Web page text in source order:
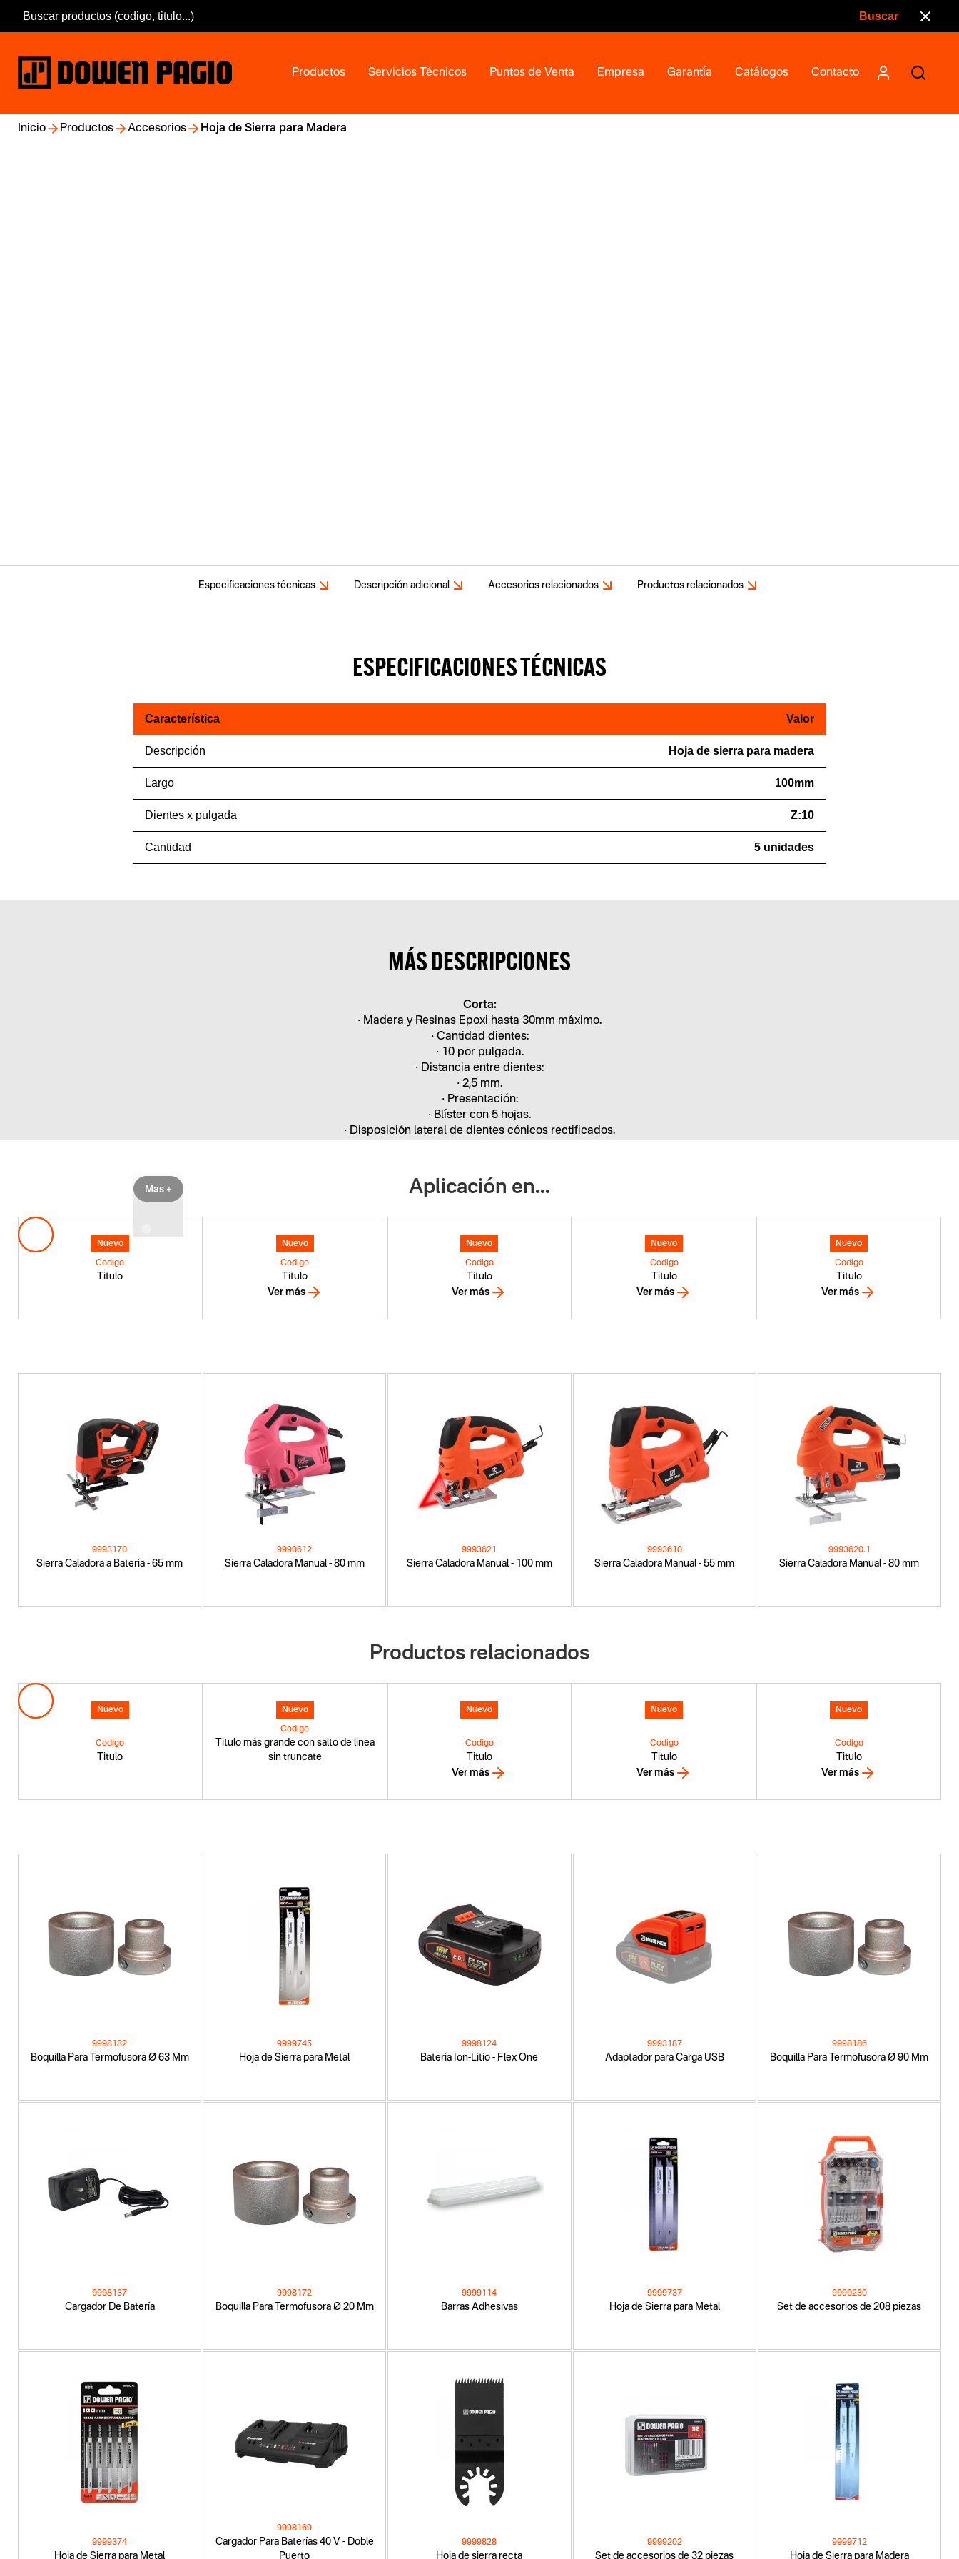
Productos Servicios Técnicos Puntos de Venta Empresa Garantía Catálogos Contacto
Inicio Productos Accesorios Hoja de Sierra para Madera
Especificaciones técnicas Descripción adicional Accesorios relacionados Productos relacionados
ESPECIFICACIONES TÉCNICAS
Característica Valor
Descripción Hoja de sierra para madera
Largo 100mm
Dientes x pulgada Z:10
Cantidad 5 unidades
MÁS DESCRIPCIONES
Corta:
• Madera y Resinas Epoxi hasta 30mm máximo.
• Cantidad dientes:
• 10 por pulgada.
• Distancia entre dientes:
• 2,5 mm.
• Presentación:
• Blíster con 5 hojas.
• Disposición lateral de dientes cónicos rectificados.
• Blíster con 5 hojas.
Mas + Aplicación en...
Nuevo
Titulo
Codigo
Nuevo
Titulo
Codigo
Ver más
Nuevo
Titulo
Codigo
Ver más
Nuevo
Titulo
Codigo
Ver más
Nuevo
Titulo
Codigo
Ver más
Sierra Caladora a Batería - 65 mm
9993170
Sierra Caladora Manual - 80 mm
9990612
Sierra Caladora Manual - 100 mm
9993621
Sierra Caladora Manual - 55 mm
9993610
Sierra Caladora Manual - 80 mm
9993620.1
Productos relacionados
Nuevo
Titulo
Codigo
Nuevo
Titulo más grande con salto de linea
sin truncate
Codigo
Nuevo
Titulo
Codigo
Ver más
Nuevo
Titulo
Codigo
Ver más
Nuevo
Titulo
Codigo
Ver más
Boquilla Para Termofusora Ø 63 Mm
9998182
Hoja de Sierra para Metal
9999745
Batería Ion-Litio - Flex One
9998124
Adaptador para Carga USB
9993187
Boquilla Para Termofusora Ø 90 Mm
9998186
Cargador De Batería
9998137
Boquilla Para Termofusora Ø 20 Mm
9998172
Barras Adhesivas
9999114
Hoja de Sierra para Metal
9999737
Set de accesorios de 208 piezas
9999230
Hoja de Sierra para Metal
9999374
Cargador Para Baterías 40 V - Doble
Puerto
9998169
Hoja de sierra recta
9999828
Set de accesorios de 32 piezas
9999202
Hoja de Sierra para Madera
9999712